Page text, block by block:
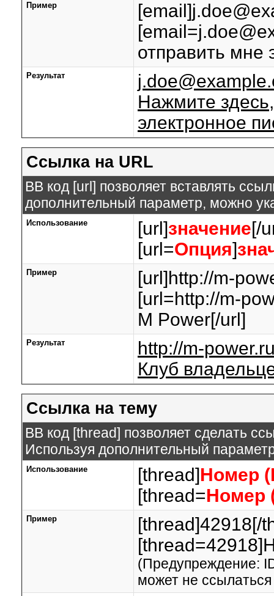
Пример
отправить мне
Результат
Нажмите
электронное
Ссылка на URL
BB код [url] позволяет вставлять
дополнительный параметр, можно
Использование [url]значение[/
[url=Опция]
Пример
[url]http://m-
[url=http://m-
M Power[/url]
Результат
http://m-
Клуб
Ссылка на тему
BB код [thread] позволяет сделать
Используя дополнительный
Использование [thread]Номер
[thread=Номер
Пример
[thread]42918[/
(Предупреждение:
может не